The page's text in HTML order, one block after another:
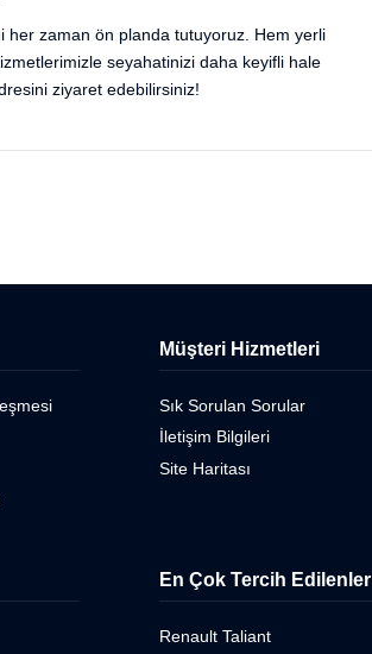
her zaman ön planda tutuyoruz. Hem yerli
seyahatinizi daha keyifli hale
ziyaret edebilirsiniz!
Müşteri Hizmetleri
Sık Sorulan Sorular
İletişim Bilgileri
Site Haritası
En Çok Tercih Edilenler
Renault Taliant